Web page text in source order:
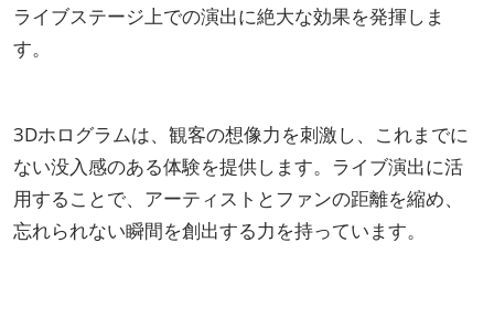
ライブステージ上での演出に絶大な効果を発揮しま
す。
3Dホログラムは、観客の想像力を刺激し、これまでに
ない没入感のある体験を提供します。ライブ演出に活
用することで、アーティストとファンの距離を縮め、
忘れられない瞬間を創出する力を持っています。